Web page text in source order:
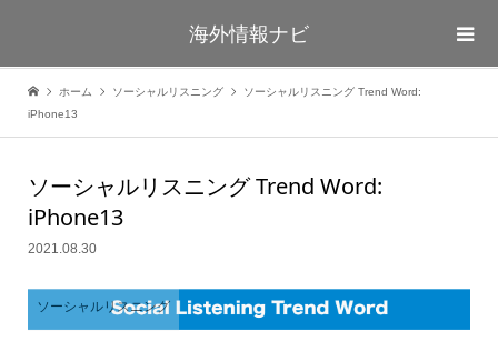
海外情報ナビ
ホーム ソーシャルリスニング
ソーシャルリスニング Trend Word:
iPhone13
ソーシャルリスニング Trend Word:
iPhone13
2021.08.30
ソーシャルリスニング